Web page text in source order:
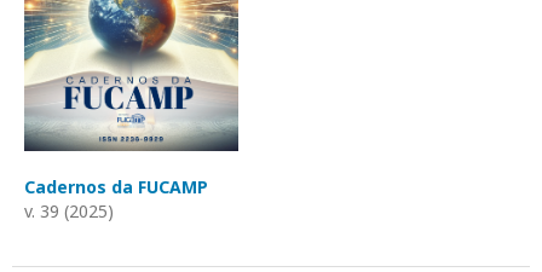
Cadernos da FUCAMP
v. 39 (2025)